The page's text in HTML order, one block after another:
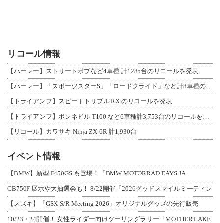
リコール情報
【ハーレー】ストリートボブなど4車種 計1285台のリコールを発表
【ハーレー】「スポーツスターS」「ロードグライド」など計8車種のリコールを発表
【トライアンフ】スピードトリプル RX のリコールを発表
【トライアンフ】ボンネビル T100 など6車種計3,753台のリコールを発表
【リコール】カワサキ Ninja ZX-6R 計1,930台
イベント情報
【BMW】新型 F450GS も登場！「BMW MOTORRAD DAYS JA
CB750F 展示や大抽選会も！ 8/22開催「2026グッドスマイルミーティン
【スズキ】「GSX-S/R Meeting 2026」オリジナルグッズの先行販売
10/23・24開催！ 女性ライダー向けツーリングラリー「MOTHER LAKE